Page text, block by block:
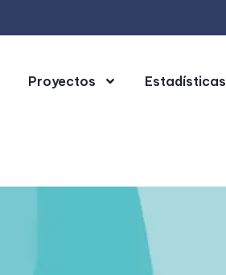
Proyectos Estadísticas